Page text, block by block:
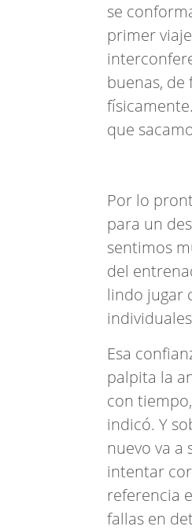
se
primer
buenas,
que
Por lo
para un
sentimos
del
lindo jugar
Esa
palpita la
con
indicó. Y
nuevo va a
intentar
referencia
fallas en